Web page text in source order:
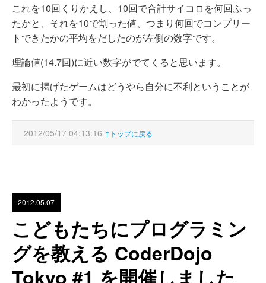
これを10回くりかえし、10回で合計サイコロを何回ふっ
たかと、それを10で割った値、つまり何回でコンプリー
トできたかの平均をだしたのが左側の数字です。
理論値(14.7回)に近い数字がでてくると思います。
最初に掲げたゲームはどうやら自分に不利ということが
わかったようです。
2012/05/17 04:13:16 ↑トップに戻る
2012.05.07
こどもたちにプログラミン
グを教える CoderDojo
Tokyo #1 を開催しました